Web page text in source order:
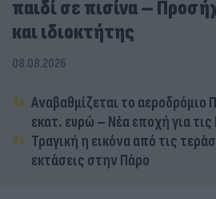
παιδί σε πισίνα –
και ιδιοκτήτης
08.08.2026
Αναβαθμίζεται το αεροδρόμιο
εκατ. ευρώ – Νέα εποχή για τις
Τραγική η εικόνα από τις
εκτάσεις στην Πάρο